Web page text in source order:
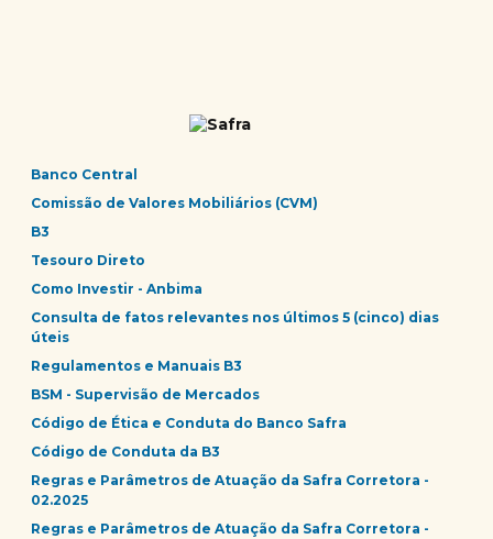
Banco Central
Comissão de Valores Mobiliários (CVM)
B3
Tesouro Direto
Como Investir - Anbima
Consulta de fatos relevantes nos últimos 5 (cinco) dias
úteis
Regulamentos e Manuais B3
BSM - Supervisão de Mercados
Código de Ética e Conduta do Banco Safra
Código de Conduta da B3
Regras e Parâmetros de Atuação da Safra Corretora -
02.2025
Regras e Parâmetros de Atuação da Safra Corretora -